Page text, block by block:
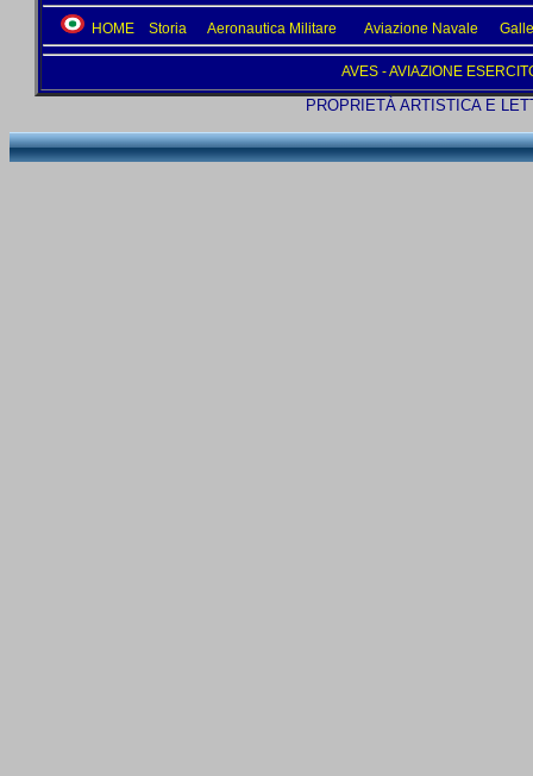
HOME Storia Aeronautica Militare Aviazione Navale
AVES - AVIAZIONE ESERCITO
PROPRIETÀ ARTISTICA E